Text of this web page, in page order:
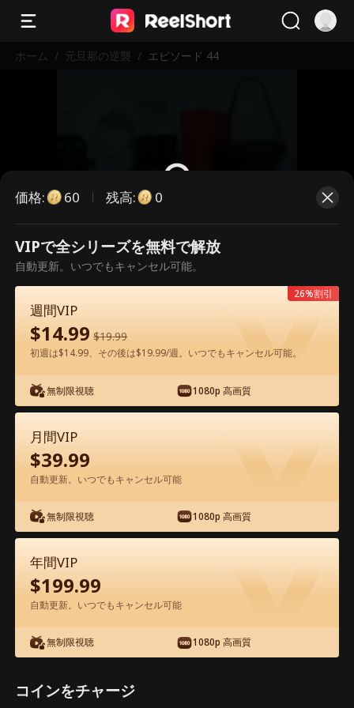
ホーム / 元旦那の逆襲 / エピソード 44
こちらは有料のエピソードです。視
聴いただくには解放が必要です。
アプリ内で無料視聴可能
エピソード44 - 元旦那の逆襲 映画フル
1-50 51-97 全エピソード
価格: 60 残高: 0
VIPで全シリーズを無料で解放
自動更新。いつでもキャンセル可能。
週間VIP
$14.99 $19.99
初週は$14.99、その後は$19.99/週。いつでもキャンセル可能。
無制限視聴 1080p 高画質
26%割引
月間VIP
$39.99
自動更新。いつでもキャンセル可能
無制限視聴 1080p 高画質
年間VIP
$199.99
自動更新。いつでもキャンセル可能
無制限視聴 1080p 高画質
コインをチャージ